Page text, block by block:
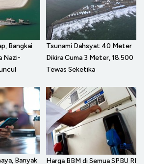
Bangkai
Nazi-
Tsunami Dahsyat 40 Meter
Dikira Cuma 3 Meter, 18.500
Tewas Seketika
Banyak
Harga BBM di Semua SPBU RI